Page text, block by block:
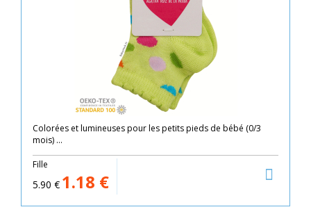
Colorées et lumineuses pour les petits pieds de bébé (0/3
mois) ...
Fille
5.90 € 1.18 €